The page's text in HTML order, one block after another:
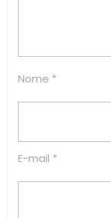
Nome *
E-mail *